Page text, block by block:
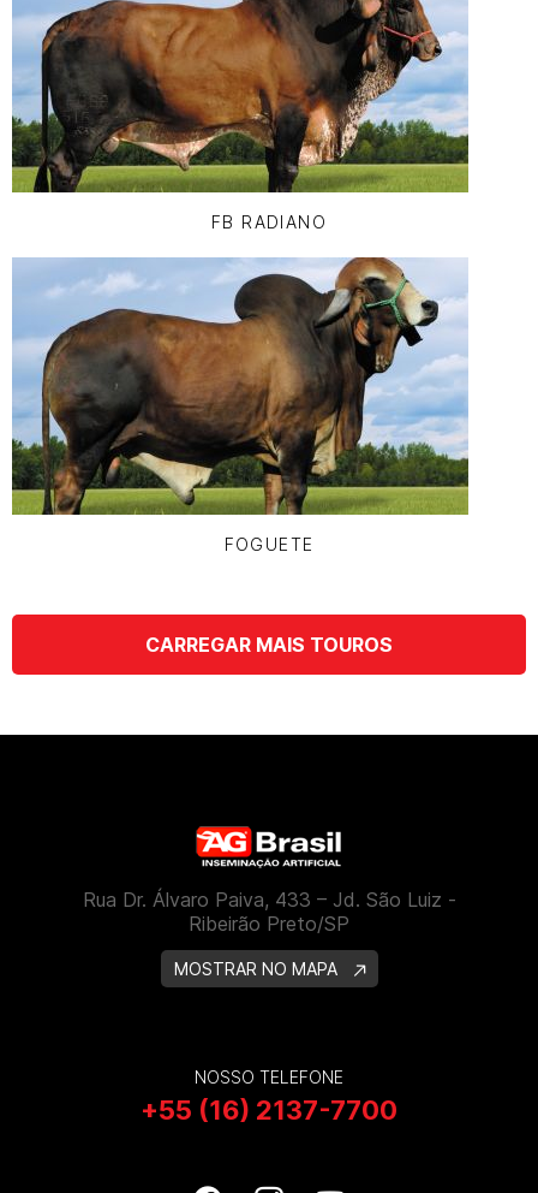
FB RADIANO
FOGUETE
CARREGAR MAIS TOUROS
Rua Dr. Álvaro Paiva, 433 – Jd. São Luiz -
Ribeirão Preto/SP
MOSTRAR NO MAPA
NOSSO TELEFONE
+55 (16) 2137-7700